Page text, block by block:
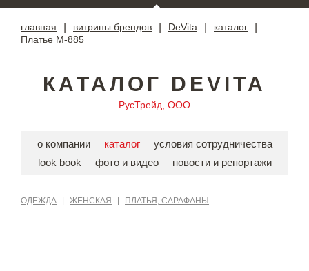
главная витрины брендов DeVita каталог
Платье М-885
КАТАЛОГ DEVITA
РусТрейд, ООО
о компании каталог
условия сотрудничества
look book
фото и видео новости и репортажи
ОДЕЖДА ЖЕНСКАЯ ПЛАТЬЯ, САРАФАНЫ